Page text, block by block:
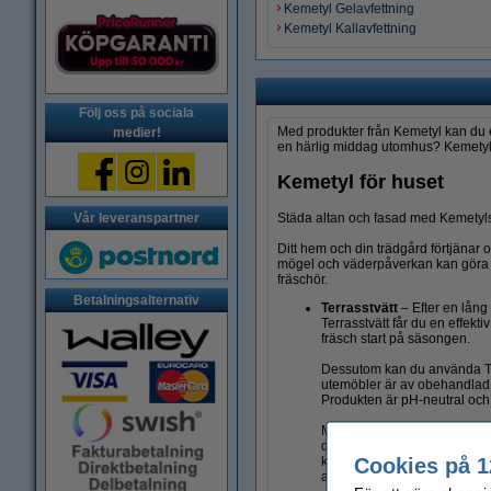
Följ oss på sociala
medier!
Vår leveranspartner
Betalningsalternativ
Kemetyl Gelavfettning
Kemetyl Kallavfettning
Med produkter från Kemetyl kan
en härlig middag utomhus?
Kemetyl för huset
Städa altan och fasad med
Ditt hem och din trädgård förtjänar
mögel och väderpåverkan kan
fräschör.
Terrasstvätt – Efter en
Terrasstvätt får du en
fräsch start på säsongen.
Dessutom kan du använda
utemöbler är av
Produkten är pH-neutral
Med endast 1 liter
där de rengörande ämnena
komponenter är fullt
altan och utemöbler en
Cookies på